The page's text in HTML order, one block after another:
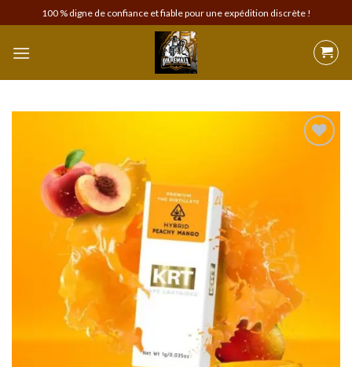
to
content
100 % digne de confiance et fiable pour une expédition discrète !